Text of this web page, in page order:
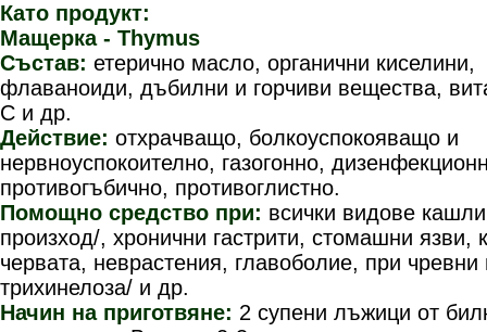
Като продукт:
Мащерка - Thymus
Състав: етерично масло, органични киселини,
флаваноиди, дъбилни и горчиви вещества,
С и др.
Действие: отхрачващо, болкоуспокояващо и
нервноуспокоително, газогонно,
противогъбично, противоглистно.
Помощно средство при: всички видове
произход/, хронични гастрити, стомашни язви,
червата, неврастения, главоболие, при чревни
трихинелоза/ и др.
Начин на приготвяне: 2 супени лъжици от